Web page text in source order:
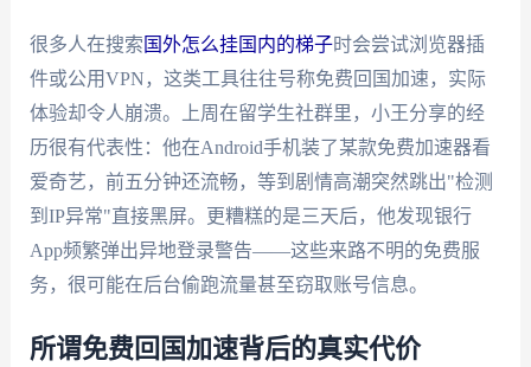
很多人在搜索 国外怎么挂国内的梯子时会尝试浏览器插
件或公用VPN，这类工具往往号称免费回国加速，实际
体验却令人崩溃。上周在留学生社群里，小王分享的经
历很有代表性：他在Android手机装了某款免费加速器看
爱奇艺，前五分钟还流畅，等到剧情高潮突然跳出"检测
到IP异常"直接黑屏。更糟糕的是三天后，他发现银行
App频繁弹出异地登录警告——这些来路不明的免费服
务，很可能在后台偷跑流量甚至窃取账号信息。
所谓免费回国加速背后的真实代价